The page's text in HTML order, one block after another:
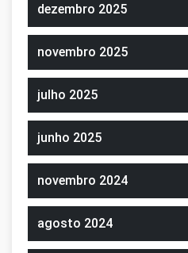
dezembro 2025
novembro 2025
julho 2025
junho 2025
novembro 2024
agosto 2024